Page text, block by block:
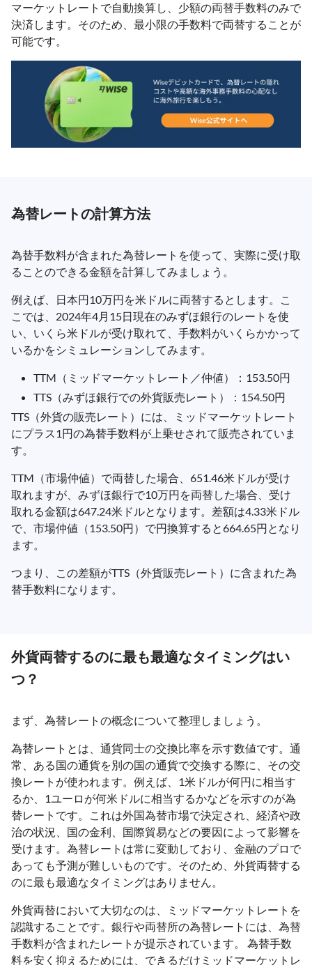
マーケットレートで自動換算し、少額の両替手数料のみで
決済します。そのため、最小限の手数料で両替することが
可能です。
為替レートの計算方法
為替手数料が含まれた為替レートを使って、実際に受け取
ることのできる金額を計算してみましょう。
例えば、日本円10万円を米ドルに両替するとします。こ
こでは、2024年4月15日現在のみずほ銀行のレートを使
い、いくら米ドルが受け取れて、手数料がいくらかかって
いるかをシミュレーションしてみます。
TTM（ミッドマーケットレート／仲値）：153.50円
TTS（みずほ銀行での外貨販売レート）：154.50円
TTS（外貨の販売レート）には、ミッドマーケットレート
にプラス1円の為替手数料が上乗せされて販売されていま
す。
TTM（市場仲値）で両替した場合、651.46米ドルが受け
取れますが、みずほ銀行で10万円を両替した場合、受け
取れる金額は647.24米ドルとなります。差額は4.33米ドル
で、市場仲値（153.50円）で円換算すると664.65円となり
ます。
つまり、この差額がTTS（外貨販売レート）に含まれた為
替手数料になります。
外貨両替するのに最も最適なタイミングはい
つ？
まず、為替レートの概念について整理しましょう。
為替レートとは、通貨同士の交換比率を示す数値です。通
常、ある国の通貨を別の国の通貨で交換する際に、その交
換レートが使われます。例えば、1米ドルが何円に相当す
るか、1ユーロが何米ドルに相当するかなどを示すのが為
替レートです。これは外国為替市場で決定され、経済や政
治の状況、国の金利、国際貿易などの要因によって影響を
受けます。為替レートは常に変動しており、金融のプロで
あっても予測が難しいものです。そのため、外貨両替する
のに最も最適なタイミングはありません。
外貨両替において大切なのは、ミッドマーケットレートを
認識することです。銀行や両替所の為替レートには、為替
手数料が含まれたレートが提示されています。 為替手数
料を安く抑えるためには、できるだけミッドマーケットレ